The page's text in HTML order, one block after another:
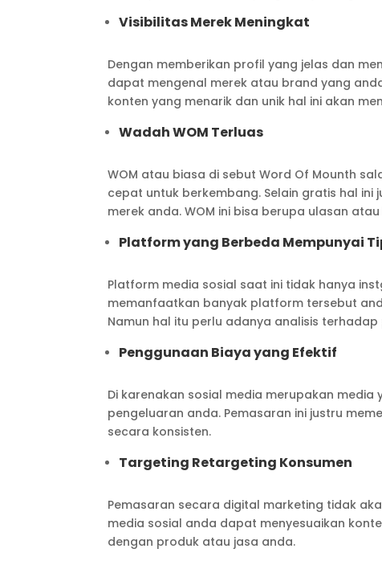
Visibilitas Merek Meningkat
Dengan memberikan profil yang jelas dan
dapat mengenal merek atau brand yang
konten yang menarik dan unik hal ini akan
Wadah WOM Terluas
WOM atau biasa di sebut Word Of Mounth
cepat untuk berkembang. Selain gratis hal
merek anda. WOM ini bisa berupa ulasan
Platform yang Berbeda Mempunyai
Platform media sosial saat ini tidak hanya
memanfaatkan banyak platform tersebut
Namun hal itu perlu adanya analisis
Penggunaan Biaya yang Efektif
Di karenakan sosial media merupakan
pengeluaran anda. Pemasaran ini justru
secara konsisten.
Targeting Retargeting Konsumen
Pemasaran secara digital marketing tidak
media sosial anda dapat menyesuaikan
dengan produk atau jasa anda.